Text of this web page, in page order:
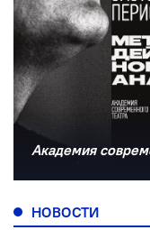
Академия
НОВОСТИ